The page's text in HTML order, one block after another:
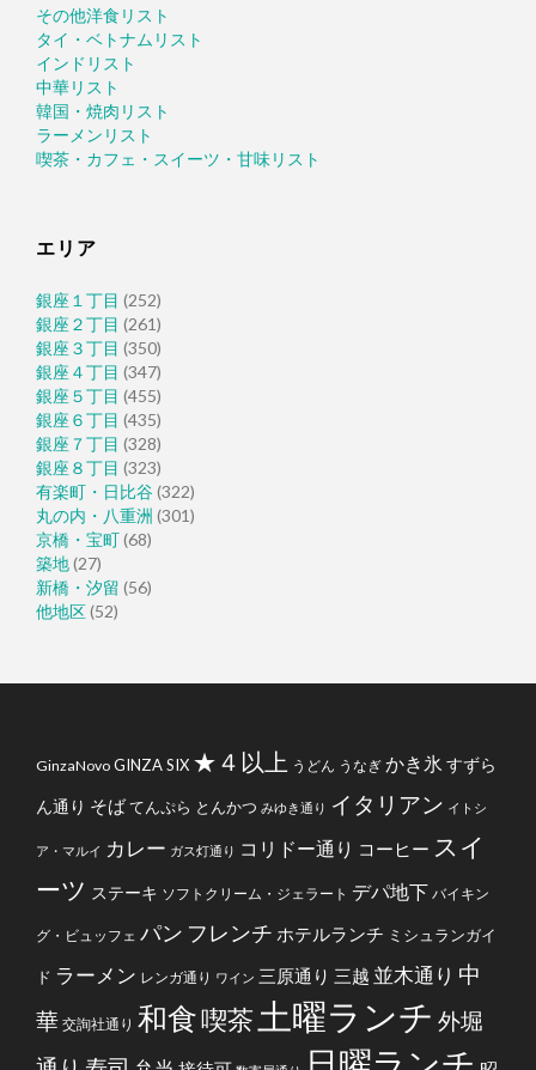
その他洋食リスト
タイ・ベトナムリスト
インドリスト
中華リスト
韓国・焼肉リスト
ラーメンリスト
喫茶・カフェ・スイーツ・甘味リスト
エリア
銀座１丁目 (252)
銀座２丁目 (261)
銀座３丁目 (350)
銀座４丁目 (347)
銀座５丁目 (455)
銀座６丁目 (435)
銀座７丁目 (328)
銀座８丁目 (323)
有楽町・日比谷(322)
丸の内・八重洲 (301)
京橋・宝町(68)
築地(27)
新橋・汐留 (56)
他地区(52)
GinzaNovo GINZA SIX ★４以上 うどん うなぎ かき氷 すずら
ん通り そばてんぷら とんかつ みゆき通り イタリアン イトシ
ア・マルイ カレー ガス灯通り コリドー通り コーヒー スイ
ーツ ステーキ ソフトクリーム・ジェラート デパ地下 バイキン
グ・ビュッフェ パン フレンチ ホテルランチ ミシュランガイ
ド ラーメン レンガ通り ワイン 三原通り 三越 並木通り 中
華 交詢社通り 和食喫茶 土曜ランチ 外堀